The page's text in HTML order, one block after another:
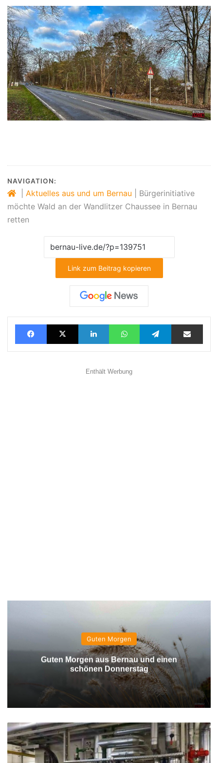
NAVIGATION:
Aktuelles aus und um Bernau
Bürgerinitiative
möchte Wald an der Wandlitzer Chaussee in Bernau
retten
Link zum Beitrag kopieren
FacebookX LinkedInWhatsAppTelegramTeilen via E-Mail
Enthält Werbung
Guten Morgen
Guten Morgen aus Bernau und einen
schönen Donnerstag